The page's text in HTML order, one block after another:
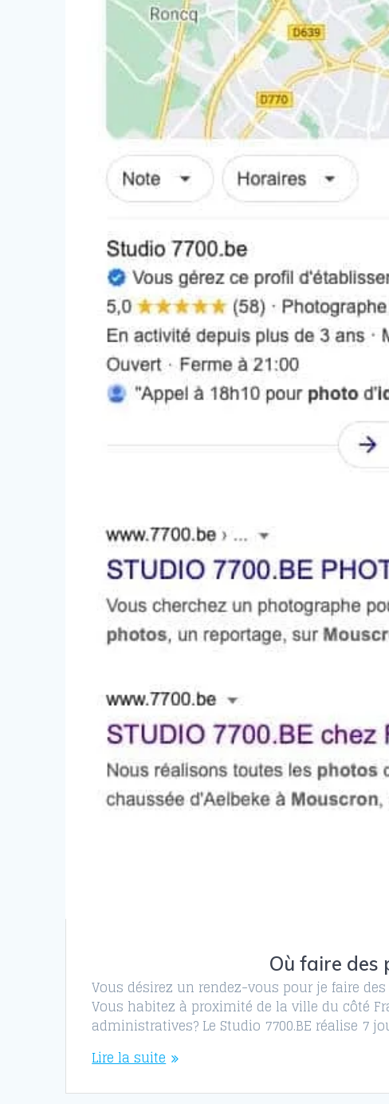
Où faire des
Vous désirez un rendez-vous pour je faire
Vous habitez à proximité de la ville du côté
administratives? Le Studio 7700.BE réalise 7
Lire la suite